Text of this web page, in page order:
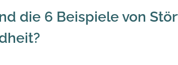
die 6 Beispiele von